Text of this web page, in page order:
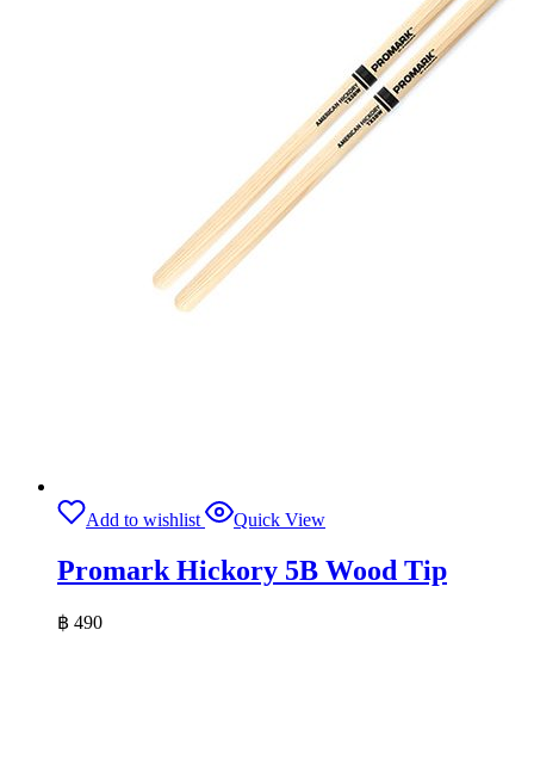
Add to wishlist Quick View
Promark Hickory 5B Wood Tip
฿ 490